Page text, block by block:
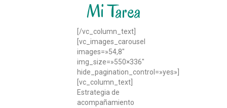
Mi Tarea
[/vc_column_text]
[vc_images_carousel
images=»54,8″
img_size=»550×336″
hide_pagination_control=»yes»]
[vc_column_text]
Estrategia de
acompañamiento